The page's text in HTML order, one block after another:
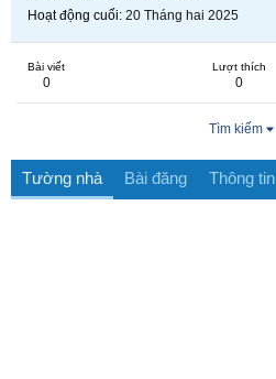
Hoạt động cuối 20 Tháng hai 2025
Bài viết
0
Lượt thích
0
Tìm kiếm
Tường nhà Bài đăng Thông tin